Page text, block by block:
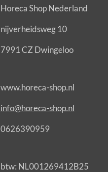
Horeca Shop Nederland
nijverheidsweg 10
7991 CZ Dwingeloo
www.horeca-shop.nl
info@horeca-shop.nl
0626390959
btw: NL001269412B25